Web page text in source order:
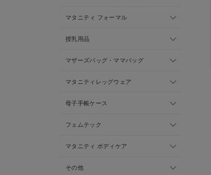
マタニティ フォーマル
授乳用品
マザーズバッグ・ママバッグ
マタニティレッグウェア
母子手帳ケース
フェムテック
マタニティ ボディケア
その他